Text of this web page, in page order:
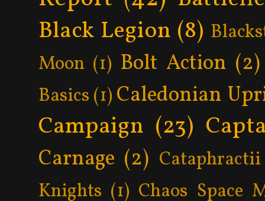
Black Legion (8)
Moon (1) Bolt Action (2)
Basics (1) Caledonian
Campaign (23)
Carnage (2) Cataphractii
Knights (1) Chaos Space